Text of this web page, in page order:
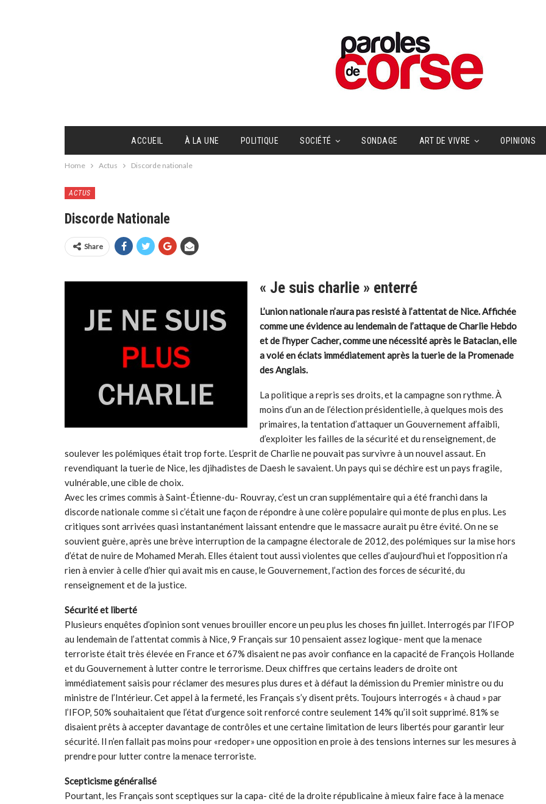
ACCUEIL À LA UNE POLITIQUE SOCIÉTÉ SONDAGE ART DE VIVRE OPINIONS
Home Actus Discorde nationale
ACTUS
Discorde Nationale
Share
« Je suis charlie » enterré
L’union nationale n’aura pas resisté à l’attentat de Nice. Affichée
comme une évidence au lendemain de l’attaque de Charlie Hebdo
et de l’hyper Cacher, comme une nécessité après le Bataclan, elle
a volé en éclats immédiatement après la tuerie de la Promenade
des Anglais.
La politique a repris ses droits, et la campagne son rythme. À
moins d’un an de l’élection présidentielle, à quelques mois des
primaires, la tentation d’attaquer un Gouvernement affaibli,
d’exploiter les failles de la sécurité et du renseignement, de
soulever les polémiques était trop forte. L’esprit de Charlie ne pouvait pas survivre à un nouvel assaut. En
revendiquant la tuerie de Nice, les djihadistes de Daesh le savaient. Un pays qui se déchire est un pays fragile,
vulnérable, une cible de choix.
Avec les crimes commis à Saint-Étienne-du- Rouvray, c’est un cran supplémentaire qui a été franchi dans la
discorde nationale comme si c’était une façon de répondre à une colère populaire qui monte de plus en plus. Les
critiques sont arrivées quasi instantanément laissant entendre que le massacre aurait pu être évité. On ne se
souvient guère, après une brève interruption de la campagne électorale de 2012, des polémiques sur la mise hors
d’état de nuire de Mohamed Merah. Elles étaient tout aussi violentes que celles d’aujourd’hui et l’opposition n’a
rien à envier à celle d’hier qui avait mis en cause, le Gouvernement, l’action des forces de sécurité, du
renseignement et de la justice.
Sécurité et liberté
Plusieurs enquêtes d’opinion sont venues brouiller encore un peu plus les choses fin juillet. Interrogés par l’IFOP
au lendemain de l’attentat commis à Nice, 9 Français sur 10 pensaient assez logique- ment que la menace
terroriste était très élevée en France et 67% disaient ne pas avoir confiance en la capacité de François Hollande
et du Gouvernement à lutter contre le terrorisme. Deux chiffres que certains leaders de droite ont
immédiatement saisis pour réclamer des mesures plus dures et à défaut la démission du Premier ministre ou du
ministre de l’Intérieur. Cet appel à la fermeté, les Français s’y disent prêts. Toujours interrogés « à chaud » par
l’IFOP, 50% souhaitaient que l’état d’urgence soit renforcé contre seulement 14% qu’il soit supprimé. 81% se
disaient prêts à accepter davantage de contrôles et une certaine limitation de leurs libertés pour garantir leur
sécurité. Il n’en fallait pas moins pour «redoper» une opposition en proie à des tensions internes sur les mesures à
prendre pour lutter contre la menace terroriste.
Scepticisme généralisé
Pourtant, les Français sont sceptiques sur la capa- cité de la droite républicaine à mieux faire face à la menace